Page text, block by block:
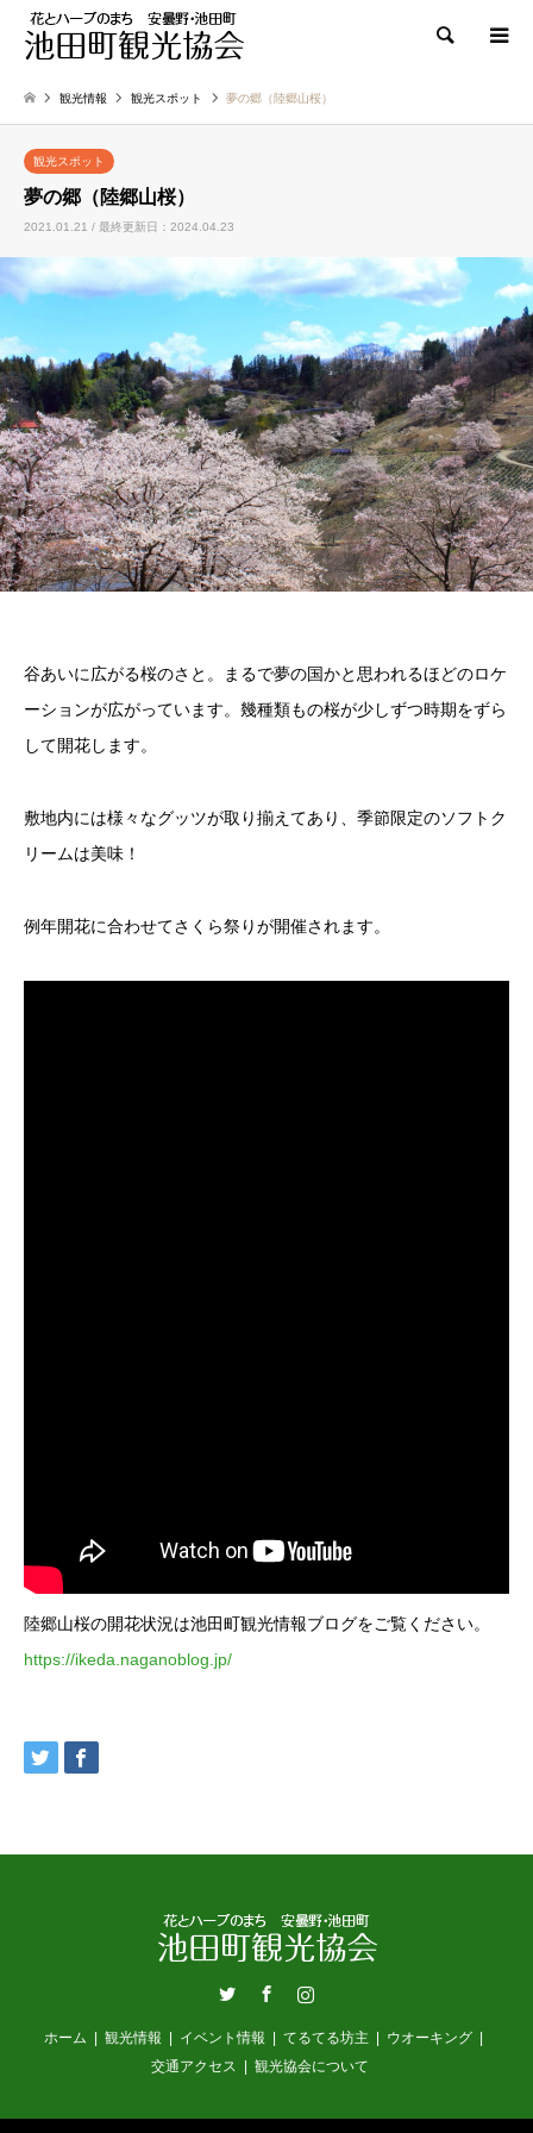
検索
観光情報 観光スポット 夢の郷（陸郷山桜）
観光スポット
夢の郷（陸郷山桜）
2021.01.21 / 最終更新日：2024.04.23
谷あいに広がる桜のさと。まるで夢の国かと思われるほどのロケ
ーションが広がっています。幾種類もの桜が少しずつ時期をずら
して開花します。
敷地内には様々なグッツが取り揃えてあり、季節限定のソフトク
リームは美味！
例年開花に合わせてさくら祭りが開催されます。
陸郷山桜の開花状況は池田町観光情報ブログをご覧ください。
https://ikeda.naganoblog.jp/
ホーム 観光情報 イベント情報 てるてる坊主
ウオーキング
交通アクセス
観光協会について